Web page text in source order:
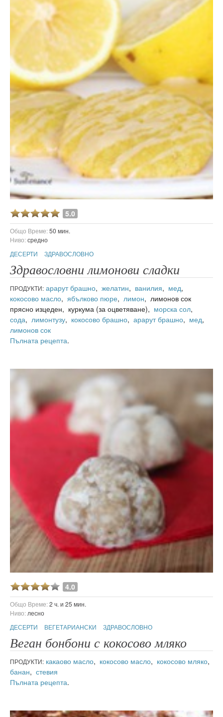
5.0
Общо Време:50 мин.
Ниво:средно
ДЕСЕРТИ
ЗДРАВОСЛОВНО
Здравословни лимонови сладки
ПРОДУКТИ: арарут брашно, желатин, ванилия, мед,
кокосово масло, ябълково пюре, лимон, лимонов сок
прясно изцеден, куркума (за оцветяване), морска сол,
сода, лимонтузу, кокосово брашно, арарут брашно, мед,
лимонов сок
Пълната рецепта.
4.0
Общо Време:2 ч. и 25 мин.
Ниво: лесно
ДЕСЕРТИ
ВЕГЕТАРИАНСКИ ЗДРАВОСЛОВНО
Веган бонбони с кокосово мляко
ПРОДУКТИ: какаово масло, кокосово масло, кокосово мляко,
банан, стевия
Пълната рецепта.